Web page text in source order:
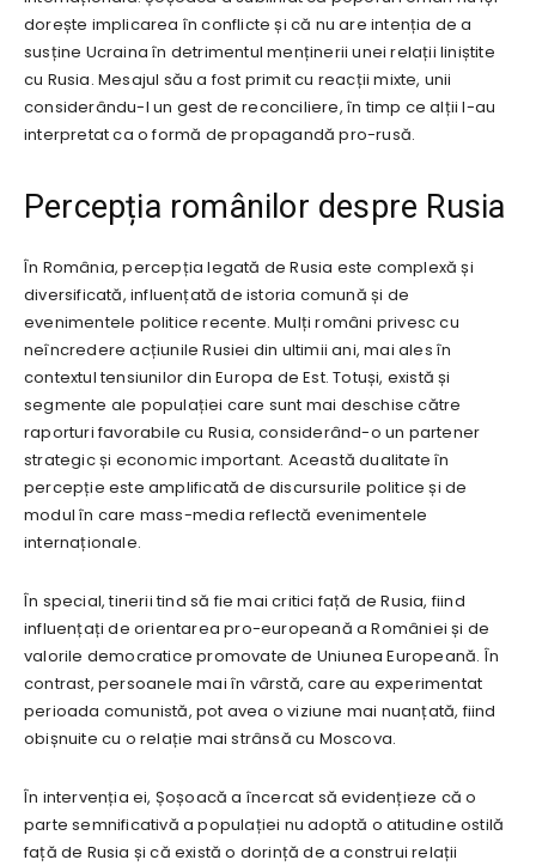
dorește implicarea în conflicte și că nu are intenția de a
susține Ucraina în detrimentul menținerii unei relații liniștite
cu Rusia. Mesajul său a fost primit cu reacții mixte, unii
considerându-l un gest de reconciliere, în timp ce alții l-au
interpretat ca o formă de propagandă pro-rusă.
Percepția românilor despre Rusia
În România, percepția legată de Rusia este complexă și
diversificată, influențată de istoria comună și de
evenimentele politice recente. Mulți români privesc cu
neîncredere acțiunile Rusiei din ultimii ani, mai ales în
contextul tensiunilor din Europa de Est. Totuși, există și
segmente ale populației care sunt mai deschise către
raporturi favorabile cu Rusia, considerând-o un partener
strategic și economic important. Această dualitate în
percepție este amplificată de discursurile politice și de
modul în care mass-media reflectă evenimentele
internaționale.
În special, tinerii tind să fie mai critici față de Rusia, fiind
influențați de orientarea pro-europeană a României și de
valorile democratice promovate de Uniunea Europeană. În
contrast, persoanele mai în vârstă, care au experimentat
perioada comunistă, pot avea o viziune mai nuanțată, fiind
obișnuite cu o relație mai strânsă cu Moscova.
În intervenția ei, Șoșoacă a încercat să evidențieze că o
parte semnificativă a populației nu adoptă o atitudine ostilă
față de Rusia și că există o dorință de a construi relații